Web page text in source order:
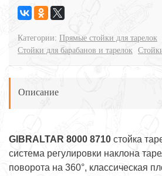
Категории: Прямые стойки для тарелок
Стойки для барабанов и тарелок
Описание
GIBRALTAR 8000 8710 стойка
система регулировки наклона
поворота на 360°, классическая